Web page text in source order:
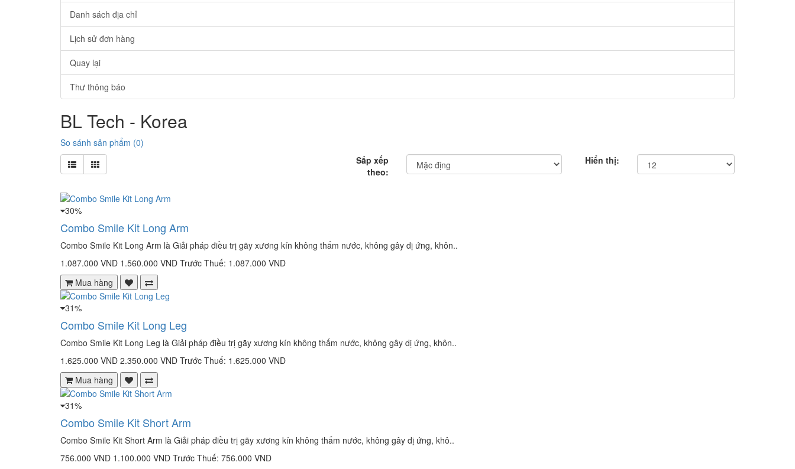
Danh sách địa chỉ
Lịch sử đơn hàng
Quay lại
Thư thông báo
BL Tech - Korea
So sánh sản phẩm (0)
Sắp xếp
theo:
Hiển thị:
30%
Combo Smile Kit Long Arm
Combo Smile Kit Long Arm là Giải pháp điều trị gãy xương kín không thấm nước, không gây dị ứng, khôn..
1.087.000 VND 1.560.000 VND Trước Thuế: 1.087.000 VND
Mua hàng
31%
Combo Smile Kit Long Leg
Combo Smile Kit Long Leg là Giải pháp điều trị gãy xương kín không thấm nước, không gây dị ứng, khôn..
1.625.000 VND 2.350.000 VND Trước Thuế: 1.625.000 VND
Mua hàng
31%
Combo Smile Kit Short Arm
Combo Smile Kit Short Arm là Giải pháp điều trị gãy xương kín không thấm nước, không gây dị ứng, khô..
756.000 VND 1.100.000 VND Trước Thuế: 756.000 VND